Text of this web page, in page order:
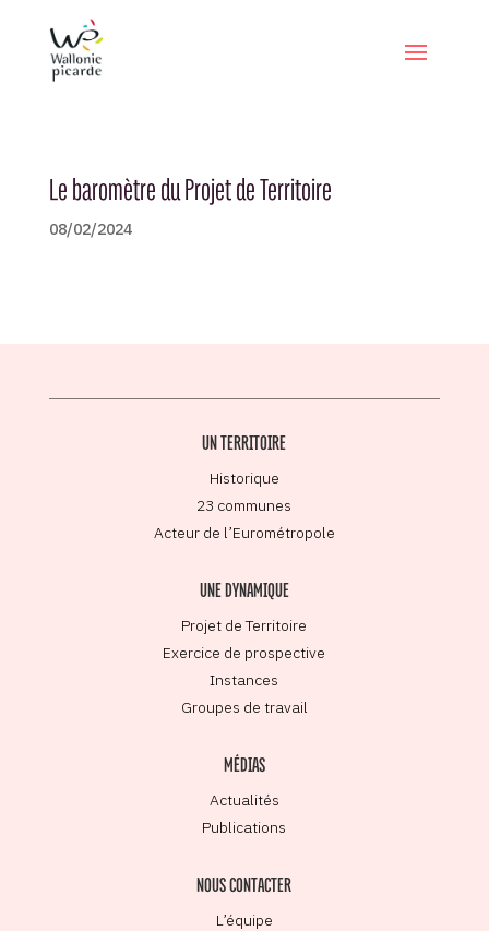
Le baromètre du Projet de Territoire
08/02/2024
UN TERRITOIRE
Historique
23 communes
Acteur de l’Eurométropole
UNE DYNAMIQUE
Projet de Territoire
Exercice de prospective
Instances
Groupes de travail
MÉDIAS
Actualités
Publications
NOUS CONTACTER
L’équipe